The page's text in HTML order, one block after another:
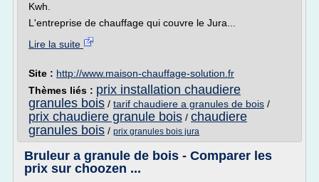
Kwh.
L'entreprise de chauffage qui couvre le Jura...
Lire la suite
Site : http://www.maison-chauffage-solution.fr
Thèmes liés : prix installation chaudiere
granules bois / tarif chaudiere a granules de bois /
prix chaudiere granule bois / chaudiere
granules bois / prix granules bois jura
Bruleur a granule de bois - Comparer les
prix sur choozen ...